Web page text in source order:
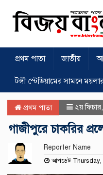
প্রথম পাতা জাতীয়
টঙ্গী স্টেডিয়ামের সামনে
প্রথম পাতা ২য় ফিচার
গাজীপুরে চাকরির
Reporter Name
আপডেট Thursday,